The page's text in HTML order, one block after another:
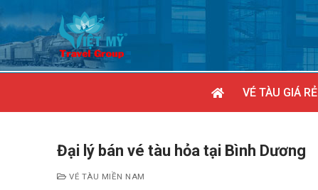
đến
nội
dung
VÉ TÀU GIÁ RẺ
Đại lý bán vé tàu hỏa tại Bình Dương
VÉ TÀU MIỀN NAM